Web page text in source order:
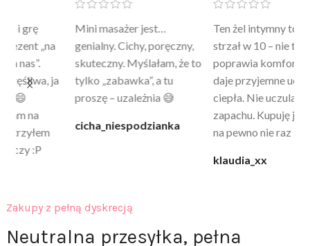
Mini masażer jest…
genialny. Cichy, poręczny,
skuteczny. Myślałam, że to
tylko „zabawka”, a tu
proszę – uzależnia 😅
cicha_niespodzianka
Ten żel intymny to był
strzał w 10 – nie tylko
poprawia komfort, ale też
daje przyjemne uczucie
ciepła. Nie uczula, bez
zapachu. Kupuję już 3 raz i
na pewno nie raz kupie
Zakupy z pełną dyskrecją
Neutralna przesyłka, pełna